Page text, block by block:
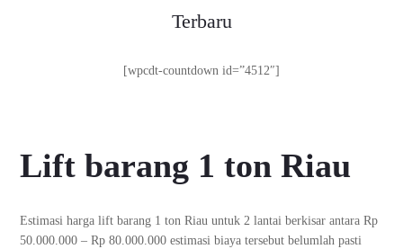
Terbaru
[wpcdt-countdown id=”4512″]
Lift barang 1 ton Riau
Estimasi harga lift barang 1 ton Riau untuk 2 lantai berkisar antara Rp
50.000.000 – Rp 80.000.000 estimasi biaya tersebut belumlah pasti